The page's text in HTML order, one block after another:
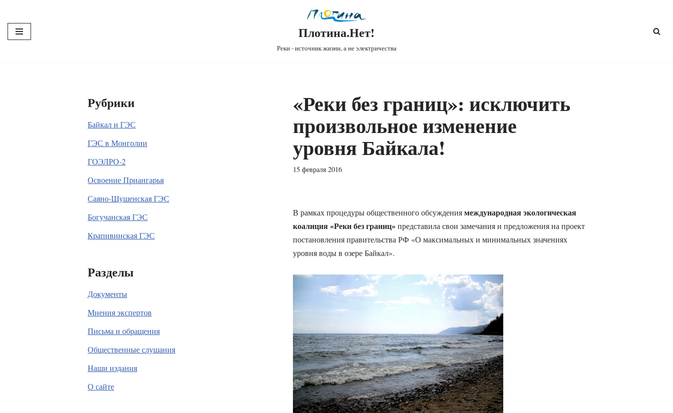
Перейти
к
Плотина.Нет!
Реки - источник жизни, а не электричества
Рубрики
Байкал и ГЭС
ГЭС в Монголии
ГОЭЛРО-2
Освоение Приангарья
Саяно-Шушенская ГЭС
Богучанская ГЭС
Крапивинская ГЭС
Разделы
Документы
Мнения экспертов
Письма и обращения
Общественные слушания
Наши издания
О сайте
«Реки без границ»: исключить
произвольное изменение
уровня Байкала!
15 февраля 2016
В рамках процедуры общественного обсуждениямеждународная экологическая
коалиция «Реки без границ»представила свои замечания и предложения на проект
постановления правительства РФ «О максимальных и минимальных значениях
уровня воды в озере Байкал».